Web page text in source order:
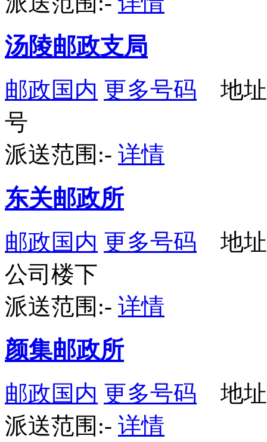
汤陵邮政支局
邮政国内 更多号码 地址
号
派送范围:- 详情
东关邮政所
邮政国内 更多号码 地址
公司楼下
派送范围:- 详情
颜集邮政所
邮政国内 更多号码 地址
派送范围:- 详情